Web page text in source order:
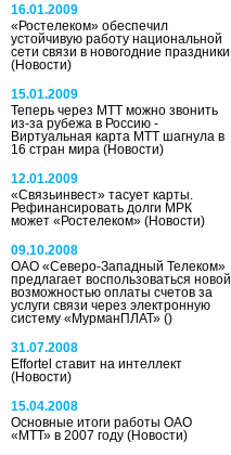
16.01.2009
«Ростелеком» обеспечил
устойчивую работу национальной
сети связи в новогодние праздники
(Новости)
15.01.2009
Теперь через МТТ можно звонить
из-за рубежа в Россию -
Виртуальная карта МТТ шагнула в
16 стран мира (Новости)
12.01.2009
«Связьинвест» тасует карты.
Рефинансировать долги МРК
может «Ростелеком» (Новости)
09.10.2008
ОАО «Северо-Западный Телеком»
предлагает воспользоваться новой
возможностью оплаты счетов за
услуги связи через электронную
систему «МурманПЛАТ» ()
31.07.2008
Effortel ставит на интеллект
(Новости)
15.04.2008
Основные итоги работы ОАО
«МТТ» в 2007 году (Новости)